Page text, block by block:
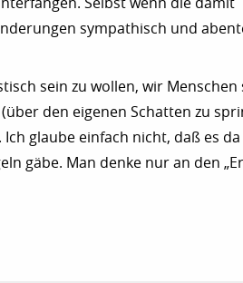
sympathisch und
sein zu wollen, wir Menschen
den eigenen Schatten zu
glaube einfach nicht, daß es
gäbe. Man denke nur an den